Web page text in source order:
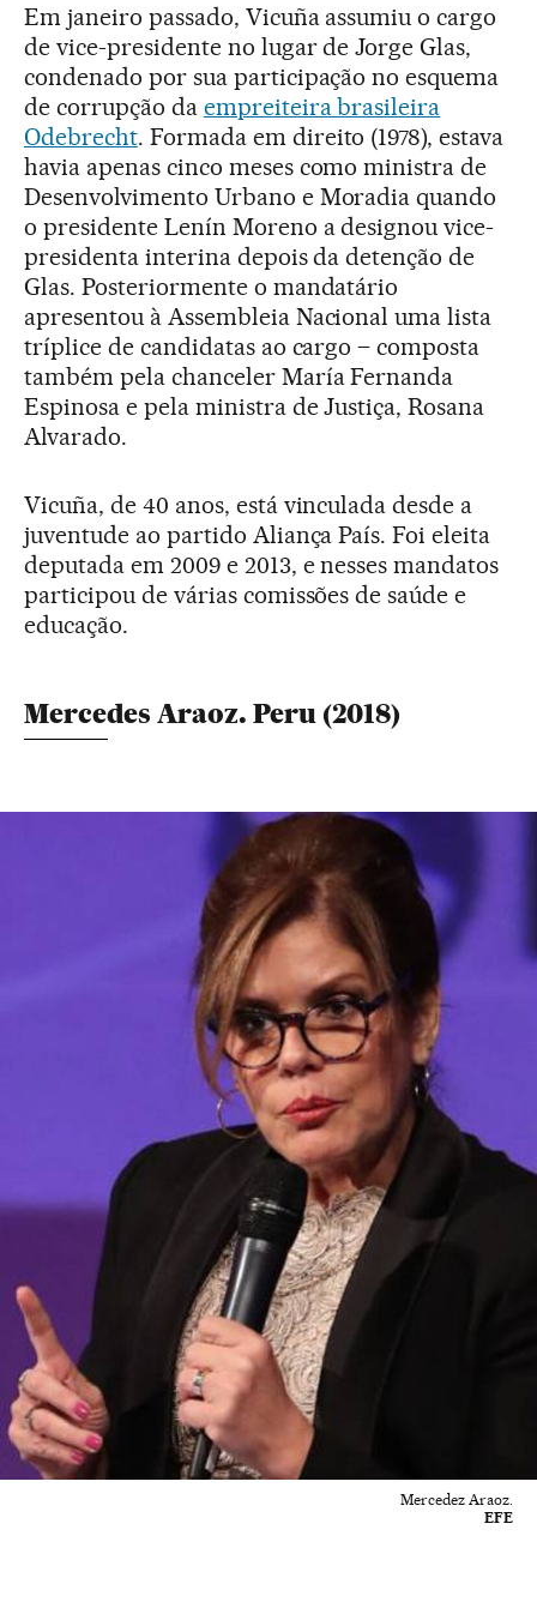
Em janeiro passado, Vicuña assumiu o cargo
de vice-presidente no lugar de Jorge Glas,
condenado por sua participação no esquema
de corrupção da empreiteira brasileira
Odebrecht. Formada em direito (1978), estava
havia apenas cinco meses como ministra de
Desenvolvimento Urbano e Moradia quando
o presidente Lenín Moreno a designou vice-
presidenta interina depois da detenção de
Glas. Posteriormente o mandatário
apresentou à Assembleia Nacional uma lista
tríplice de candidatas ao cargo – composta
também pela chanceler María Fernanda
Espinosa e pela ministra de Justiça, Rosana
Alvarado.
Vicuña, de 40 anos, está vinculada desde a
juventude ao partido Aliança País. Foi eleita
deputada em 2009 e 2013, e nesses mandatos
participou de várias comissões de saúde e
educação.
Mercedes Araoz. Peru (2018)
Mercedez Araoz.
EFE